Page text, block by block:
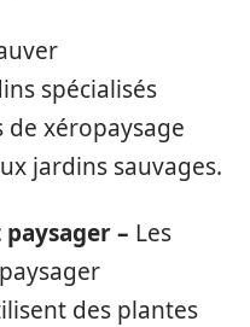
spécialisés
xéropaysage
jardins sauvages.
– Les
des plantes